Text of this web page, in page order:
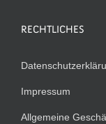
RECHTLICHES
Impressum
Allgemeine